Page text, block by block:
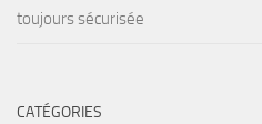
toujours sécurisée
CATÉGORIES